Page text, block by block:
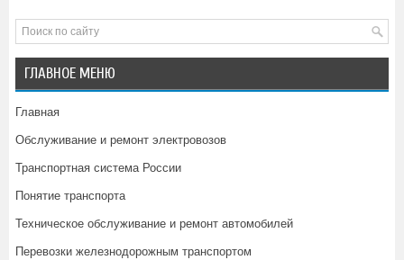
ГЛАВНОЕ МЕНЮ
Главная
Обслуживание и ремонт электровозов
Транспортная система России
Понятие транспорта
Техническое обслуживание и ремонт автомобилей
Перевозки железнодорожным транспортом